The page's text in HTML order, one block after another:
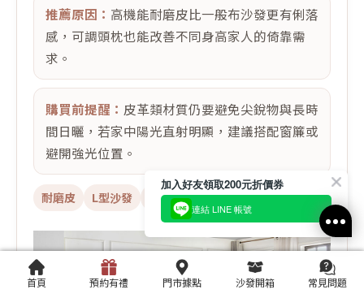
推薦原因： 高機能耐磨皮比一般布沙發更有俐落
感，可調頭枕也能改善不同身高家人的倚靠需
求。
購買前提醒： 皮革類材質仍要避免尖銳物與長時
間日曬，若家中陽光直射明顯，建議搭配窗簾或
避開強光位置。
耐磨皮 L型沙發 可調頭枕 10年骨架保固
首頁 預約有禮 門市據點 沙發開箱 常見問題
加入好友領取200元折價券
連結 LINE 帳號